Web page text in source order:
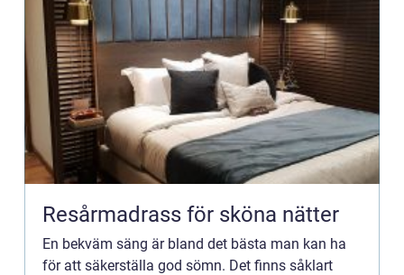
Resårmadrass för sköna nätter
En bekväm säng är bland det bästa man kan ha
för att säkerställa god sömn. Det finns såklart